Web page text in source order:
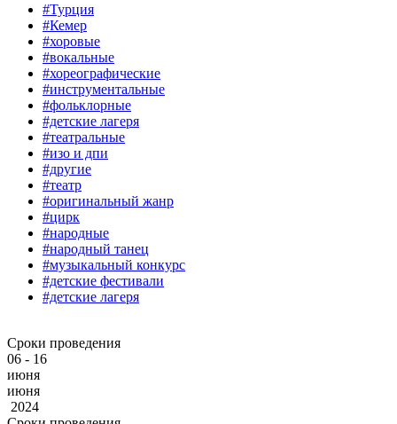
#Турция
#Кемер
#хоровые
#вокальные
#хореографические
#инструментальные
#фольклорные
#детские лагеря
#театральные
#изо и дпи
#другие
#театр
#оригинальный жанр
#цирк
#народные
#народный танец
#музыкальный конкурс
#детские фестивали
#детские лагеря
Сроки проведения
06 - 16
июня
июня
2024